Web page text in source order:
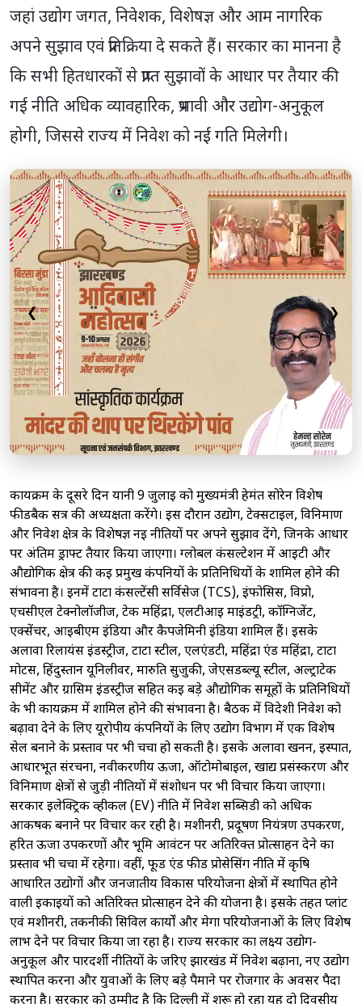
जहां उद्योग जगत, निवेशक, विशेषज्ञ और आम नागरिक
अपने सुझाव एवं प्रतिक्रिया दे सकते हैं। सरकार का मानना है
कि सभी हितधारकों से प्राप्त सुझावों के आधार पर तैयार की
गई नीति अधिक व्यावहारिक, प्रभावी और उद्योग-अनुकूल
होगी, जिससे राज्य में निवेश को नई गति मिलेगी।
❮ ❯
कार्यक्रम के दूसरे दिन यानी 9 जुलाई को मुख्यमंत्री हेमंत सोरेन विशेष
फीडबैक सत्र की अध्यक्षता करेंगे। इस दौरान उद्योग, टेक्सटाइल, विनिर्माण
और निवेश क्षेत्र के विशेषज्ञ नई नीतियों पर अपने सुझाव देंगे, जिनके आधार
पर अंतिम ड्राफ्ट तैयार किया जाएगा। ग्लोबल कंसल्टेशन में आईटी और
औद्योगिक क्षेत्र की कई प्रमुख कंपनियों के प्रतिनिधियों के शामिल होने की
संभावना है। इनमें टाटा कंसल्टेंसी सर्विसेज (TCS), इंफोसिस, विप्रो,
एचसीएल टेक्नोलॉजीज, टेक महिंद्रा, एलटीआई माइंडट्री, कॉग्निजेंट,
एक्सेंचर, आईबीएम इंडिया और कैपजेमिनी इंडिया शामिल हैं। इसके
अलावा रिलायंस इंडस्ट्रीज, टाटा स्टील, एलएंडटी, महिंद्रा एंड महिंद्रा, टाटा
मोटर्स, हिंदुस्तान यूनिलीवर, मारुति सुजुकी, जेएसडब्ल्यू स्टील, अल्ट्राटेक
सीमेंट और ग्रासिम इंडस्ट्रीज सहित कई बड़े औद्योगिक समूहों के प्रतिनिधियों
के भी कार्यक्रम में शामिल होने की संभावना है। बैठक में विदेशी निवेश को
बढ़ावा देने के लिए यूरोपीय कंपनियों के लिए उद्योग विभाग में एक विशेष
सेल बनाने के प्रस्ताव पर भी चर्चा हो सकती है। इसके अलावा खनन, इस्पात,
आधारभूत संरचना, नवीकरणीय ऊर्जा, ऑटोमोबाइल, खाद्य प्रसंस्करण और
विनिर्माण क्षेत्रों से जुड़ी नीतियों में संशोधन पर भी विचार किया जाएगा।
सरकार इलेक्ट्रिक व्हीकल (EV) नीति में निवेश सब्सिडी को अधिक
आकर्षक बनाने पर विचार कर रही है। मशीनरी, प्रदूषण नियंत्रण उपकरण,
हरित ऊर्जा उपकरणों और भूमि आवंटन पर अतिरिक्त प्रोत्साहन देने का
प्रस्ताव भी चर्चा में रहेगा। वहीं, फूड एंड फीड प्रोसेसिंग नीति में कृषि
आधारित उद्योगों और जनजातीय विकास परियोजना क्षेत्रों में स्थापित होने
वाली इकाइयों को अतिरिक्त प्रोत्साहन देने की योजना है। इसके तहत प्लांट
एवं मशीनरी, तकनीकी सिविल कार्यों और मेगा परियोजनाओं के लिए विशेष
लाभ देने पर विचार किया जा रहा है। राज्य सरकार का लक्ष्य उद्योग-
अनुकूल और पारदर्शी नीतियों के जरिए झारखंड में निवेश बढ़ाना, नए उद्योग
स्थापित करना और युवाओं के लिए बड़े पैमाने पर रोजगार के अवसर पैदा